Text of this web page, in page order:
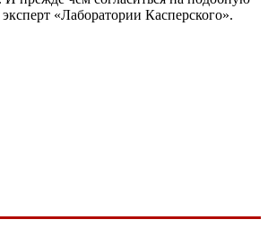
«Лаборатории Касперского».